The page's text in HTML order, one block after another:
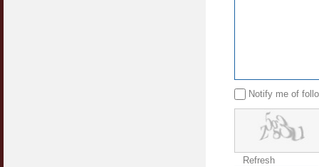
Notify me of
Refresh